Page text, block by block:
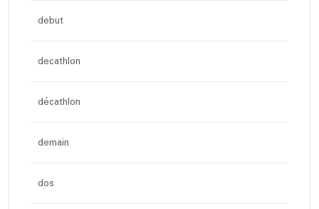
debut
decathlon
décathlon
demain
dos